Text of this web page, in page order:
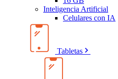
Inteligencia Artificial
Celulares con IA
Tabletas